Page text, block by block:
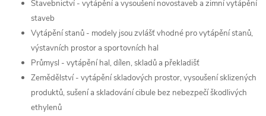
Stavebnictví - vytápění a vysoušení novostaveb a zimní vytápění
staveb
Vytápění stanů - modely jsou zvlášť vhodné pro vytápění stanů,
výstavních prostor a sportovních hal
Průmysl - vytápění hal, dílen, skladů a překladišť
Zemědělství - vytápění skladových prostor, vysoušení sklizených
produktů, sušení a skladování cibule bez nebezpečí škodlivých
ethylenů